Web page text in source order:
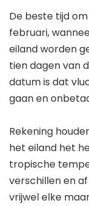
De beste tijd
februari,
eiland worden
tien dagen van
datum is dat
gaan en
Rekening
het eiland het
tropische
verschillen en
vrijwel elke